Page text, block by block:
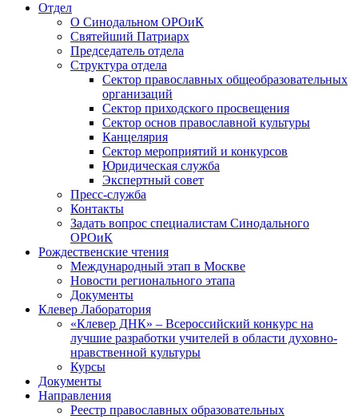
Отдел
О Синодальном ОРОиК
Святейший Патриарх
Председатель отдела
Структура отдела
Сектор православных общеобразовательных
организаций
Сектор приходского просвещения
Сектор основ православной культуры
Канцелярия
Сектор мероприятий и конкурсов
Юридическая служба
Экспертный совет
Пресс-служба
Контакты
Задать вопрос специалистам Синодального
ОРОиК
Рождественские чтения
Международный этап в Москве
Новости регионального этапа
Документы
Клевер Лаборатория
«Клевер ДНК» – Всероссийский конкурс на
лучшие разработки учителей в области духовно-
нравственной культуры
Курсы
Документы
Направления
Реестр православных образовательных